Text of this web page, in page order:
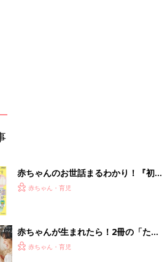
になるまで、育児に役立つ情報がいっ
ぱい！
も！」元アパレル店員ライターおすす
め★春トップス4選